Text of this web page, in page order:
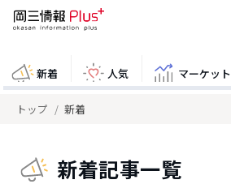
新着 人気 マーケット
トップ 新着
新着記事一覧